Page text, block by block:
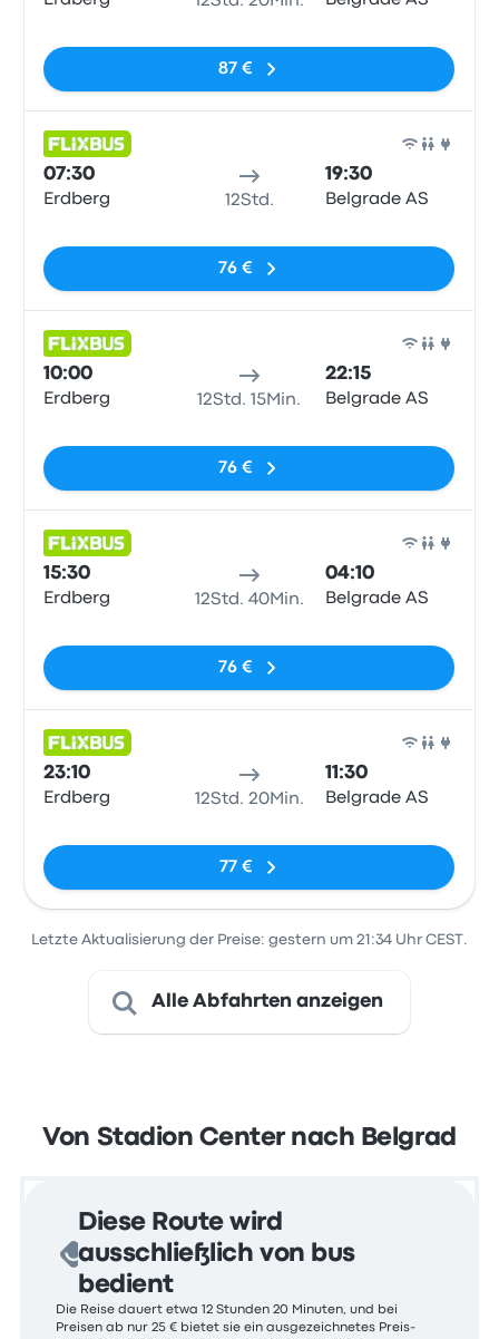
87 €
07:30
Erdberg 12Std.
19:30
Belgrade AS
76 €
10:00
Erdberg 12Std. 15Min.
22:15
Belgrade AS
76 €
15:30
Erdberg 12Std. 40Min.
04:10
Belgrade AS
76 €
23:10
Erdberg 12Std. 20Min.
11:30
Belgrade AS
77 €
Letzte Aktualisierung der Preise: gestern um 21:34 Uhr CEST.
Alle Abfahrten anzeigen
Von Stadion Center nach Belgrad
Diese Route wird
ausschließlich von bus
bedient
Die Reise dauert etwa 12 Stunden 20 Minuten, und bei
Preisen ab nur 25 € bietet sie ein ausgezeichnetes Preis-